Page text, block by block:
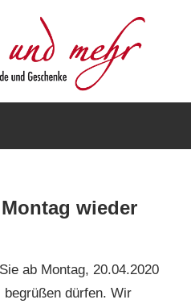
mehrwieder
ab Montag, 20.04.2020
dürfen. Wir